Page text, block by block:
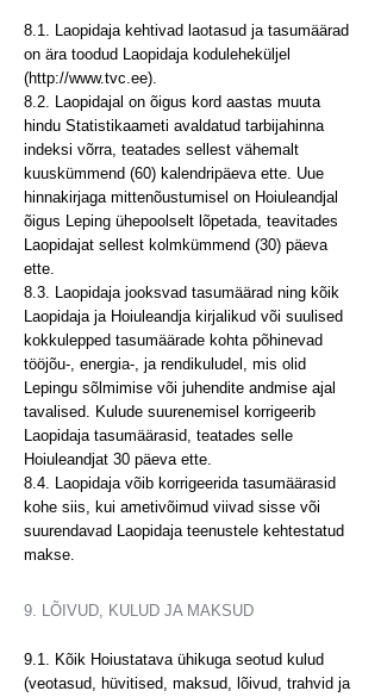
8.1. Laopidaja kehtivad laotasud ja tasumäärad
on ära toodud Laopidaja koduleheküljel
(http://www.tvc.ee).
8.2. Laopidajal on õigus kord aastas muuta
hindu Statistikaameti avaldatud tarbijahinna
indeksi võrra, teatades sellest vähemalt
kuuskümmend (60) kalendripäeva ette. Uue
hinnakirjaga mittenõustumisel on Hoiuleandjal
õigus Leping ühepoolselt lõpetada, teavitades
Laopidajat sellest kolmkümmend (30) päeva
ette.
8.3. Laopidaja jooksvad tasumäärad ning kõik
Laopidaja ja Hoiuleandja kirjalikud või suulised
kokkulepped tasumäärade kohta põhinevad
tööjõu-, energia-, ja rendikuludel, mis olid
Lepingu sõlmimise või juhendite andmise ajal
tavalised. Kulude suurenemisel korrigeerib
Laopidaja tasumäärasid, teatades selle
Hoiuleandjat 30 päeva ette.
8.4. Laopidaja võib korrigeerida tasumäärasid
kohe siis, kui ametivõimud viivad sisse või
suurendavad Laopidaja teenustele kehtestatud
makse.
9. LÕIVUD, KULUD JA MAKSUD
9.1. Kõik Hoiustatava ühikuga seotud kulud
(veotasud, hüvitised, maksud, lõivud, trahvid ja